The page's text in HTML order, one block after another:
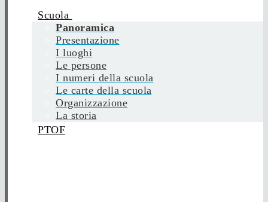
Scuola
Panoramica
Presentazione
I luoghi
Le persone
I numeri della scuola
Le carte della scuola
Organizzazione
La storia
PTOF